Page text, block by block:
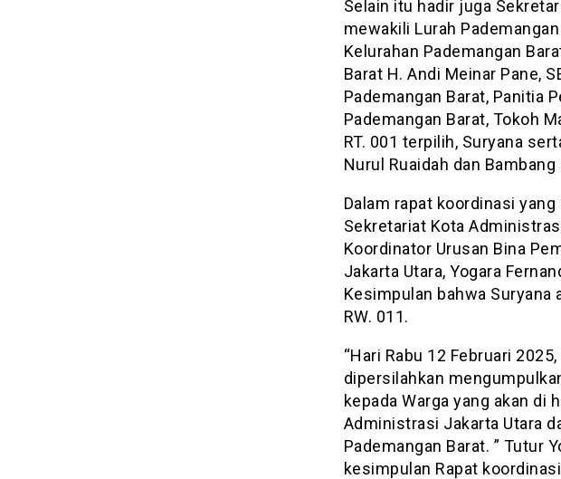
Selain itu hadir juga
mewakili Lurah
Kelurahan Pademangan
Barat H. Andi Meinar Pane,
Pademangan Barat, Panitia
Pademangan Barat, Tokoh
RT. 001 terpilih, Suryana
Nurul Ruaidah dan Bambang
Dalam rapat koordinasi
Sekretariat Kota
Koordinator Urusan Bina
Jakarta Utara, Yogara
Kesimpulan bahwa Suryana
RW. 011.
“Hari Rabu 12 Februari
dipersilahkan
kepada Warga yang akan di
Administrasi Jakarta Utara
Pademangan Barat. ” Tutur
kesimpulan Rapat